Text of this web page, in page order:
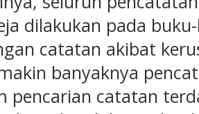
dilakukan pada
catatan akibat
banyaknya
pencarian catatan